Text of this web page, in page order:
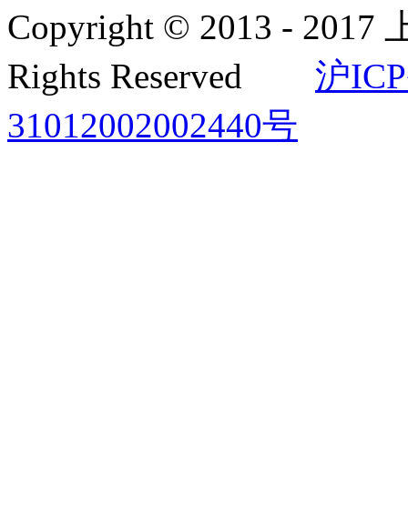
Copyright © 2013 - 2017
Rights Reserved 沪
31012002002440号